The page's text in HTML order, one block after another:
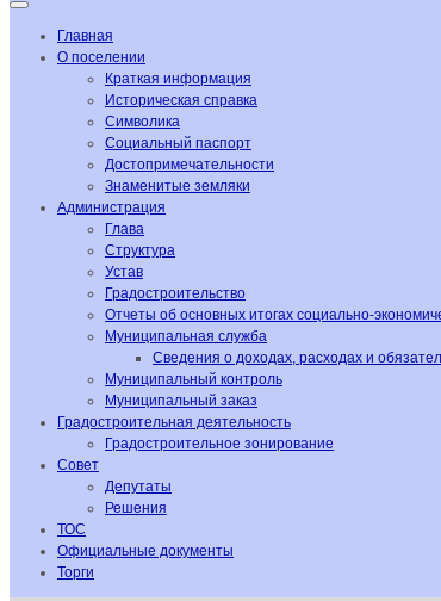
Главная
О поселении
Краткая информация
Историческая справка
Символика
Социальный паспорт
Достопримечательности
Знаменитые земляки
Администрация
Глава
Структура
Устав
Градостроительство
Отчеты об основных итогах социально-
Муниципальная служба
Сведения о доходах, расходах и
Муниципальный контроль
Муниципальный заказ
Градостроительная деятельность
Градостроительное зонирование
Совет
Депутаты
Решения
ТОС
Официальные документы
Торги